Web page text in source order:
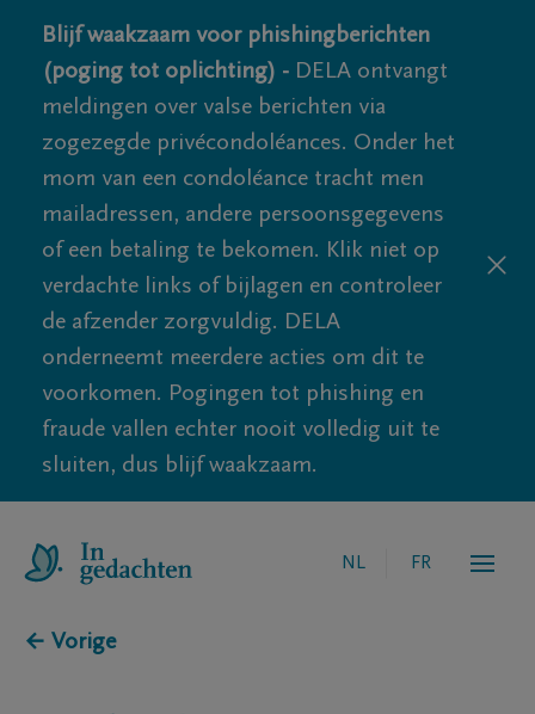
Blijf waakzaam voor phishingberichten
(poging tot oplichting) - DELA ontvangt
meldingen over valse berichten via
zogezegde privécondoléances. Onder het
mom van een condoléance tracht men
mailadressen, andere persoonsgegevens
of een betaling te bekomen. Klik niet op
verdachte links of bijlagen en controleer
de afzender zorgvuldig. DELA
onderneemt meerdere acties om dit te
voorkomen. Pogingen tot phishing en
fraude vallen echter nooit volledig uit te
sluiten, dus blijf waakzaam.
NL FR
← Vorige